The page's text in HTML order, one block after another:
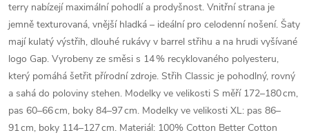
terry nabízejí maximální pohodlí a prodyšnost. Vnitřní strana je
jemně texturovaná, vnější hladká – ideální pro celodenní nošení. Šaty
mají kulatý výstřih, dlouhé rukávy v barrel střihu a na hrudi vyšívané
logo Gap. Vyrobeny ze směsi s 14 % recyklovaného polyesteru,
který pomáhá šetřit přírodní zdroje. Střih Classic je pohodlný, rovný
a sahá do poloviny stehen. Modelky ve velikosti S měří 172–180 cm,
pas 60–66 cm, boky 84–97 cm. Modelky ve velikosti XL: pas 86–
91 cm, boky 114–127 cm. Materiál: 100% Cotton Better Cotton